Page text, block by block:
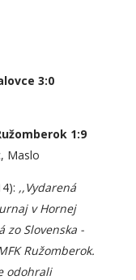
3:0
1:9
Maslo
,,Vydarená
v Hornej
zo Slovenska -
Ružomberok.
odohrali